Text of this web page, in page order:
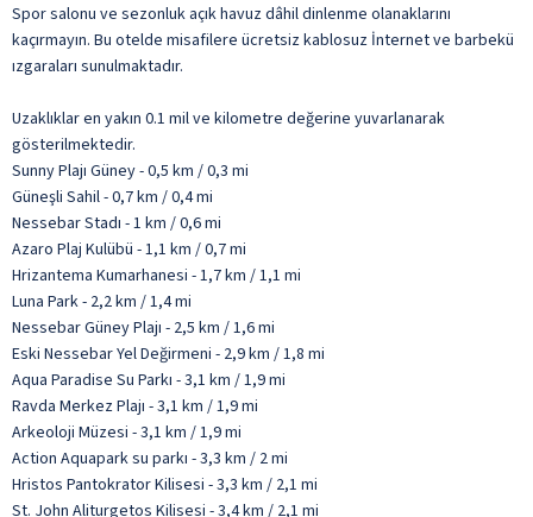
Spor salonu ve sezonluk açık havuz dâhil dinlenme olanaklarını
kaçırmayın. Bu otelde misafilere ücretsiz kablosuz İnternet ve barbekü
ızgaraları sunulmaktadır.
Uzaklıklar en yakın 0.1 mil ve kilometre değerine yuvarlanarak
gösterilmektedir.
Sunny Plajı Güney - 0,5 km / 0,3 mi
Güneşli Sahil - 0,7 km / 0,4 mi
Nessebar Stadı - 1 km / 0,6 mi
Azaro Plaj Kulübü - 1,1 km / 0,7 mi
Hrizantema Kumarhanesi - 1,7 km / 1,1 mi
Luna Park - 2,2 km / 1,4 mi
Nessebar Güney Plajı - 2,5 km / 1,6 mi
Eski Nessebar Yel Değirmeni - 2,9 km / 1,8 mi
Aqua Paradise Su Parkı - 3,1 km / 1,9 mi
Ravda Merkez Plajı - 3,1 km / 1,9 mi
Arkeoloji Müzesi - 3,1 km / 1,9 mi
Action Aquapark su parkı - 3,3 km / 2 mi
Hristos Pantokrator Kilisesi - 3,3 km / 2,1 mi
St. John Aliturgetos Kilisesi - 3,4 km / 2,1 mi